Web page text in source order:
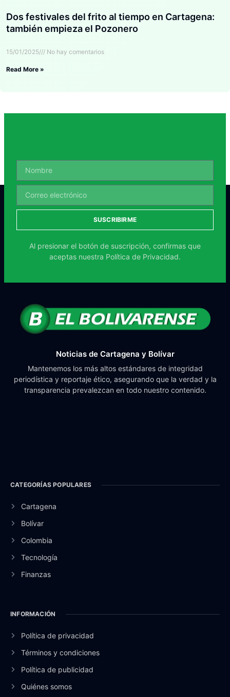
Dos festivales del frito al tiempo en Cartagena:
también empieza el Pozonero
15/01/2025 No hay comentarios
Read More »
SUSCRIBIRME
Al presionar el botón de suscripción, confirmas que
aceptas nuestra Política de Privacidad.
Noticias de Cartagena y Bolívar
Mantenemos los más altos estándares de integridad
periodística y reportaje ético, asegurando que la verdad y la
transparencia prevalezcan en todo nuestro contenido.
CATEGORÍAS POPULARES
Cartagena
Bolívar
Colombia
Tecnología
Finanzas
INFORMACIÓN
Política de privacidad
Términos y condiciones
Política de publicidad
Quiénes somos